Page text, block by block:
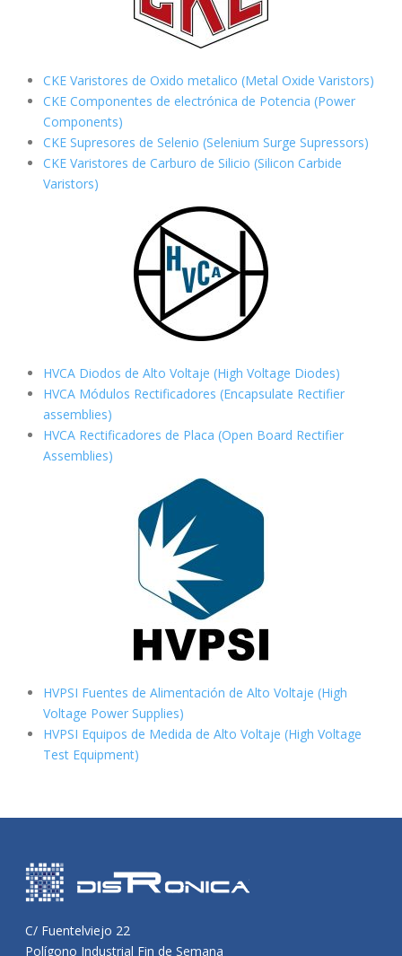
CKE Varistores de Oxido metalico (Metal Oxide Varistors)
CKE Componentes de electrónica de Potencia (Power
Components)
CKE Supresores de Selenio (Selenium Surge Supressors)
CKE Varistores de Carburo de Silicio (Silicon Carbide
Varistors)
HVCA Diodos de Alto Voltaje (High Voltage Diodes)
HVCA Módulos Rectificadores (Encapsulate Rectifier
assemblies)
HVCA Rectificadores de Placa (Open Board Rectifier
Assemblies)
HVPSI Fuentes de Alimentación de Alto Voltaje (High
Voltage Power Supplies)
HVPSI Equipos de Medida de Alto Voltaje (High Voltage
Test Equipment)
C/ Fuentelviejo 22
Polígono Industrial Fin de Semana